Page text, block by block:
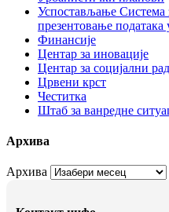
Успостављање
презентовање
Финансије
Центар за иновације
Центар за социјални рад
Црвени крст
Честитка
Штаб за ванредне
Архива
Архива